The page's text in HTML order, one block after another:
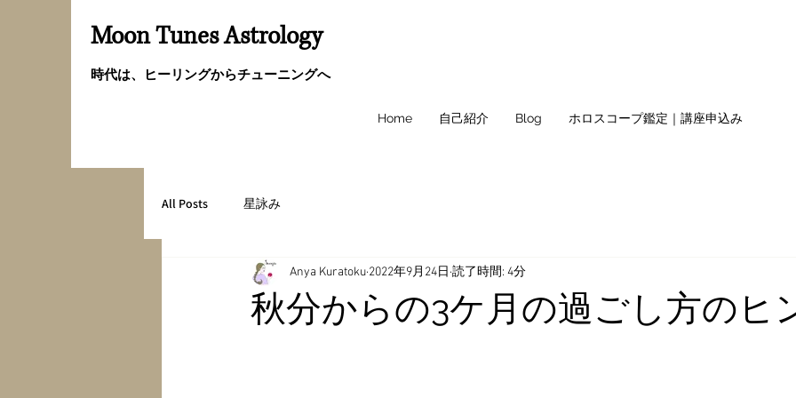
Moon Tunes Astrology
時代は、ヒーリングからチューニングへ
Home 自己紹介 Blog ホロスコープ鑑定｜講座申込み
All Posts 星詠み
秋分からの3ケ月の過ごし方のヒ
Anya Kuratoku 2022年9月24日 読了時間: 4分